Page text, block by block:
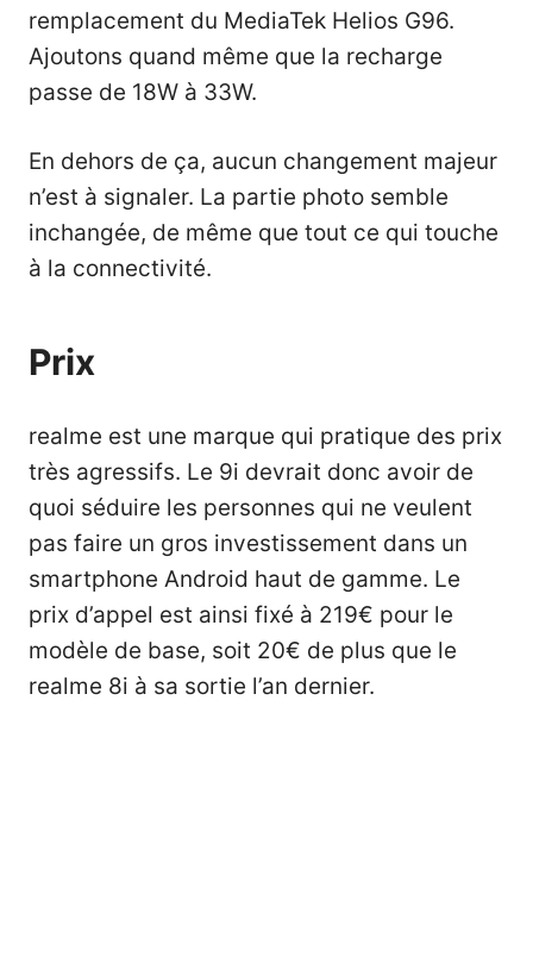
remplacement du MediaTek Helios G96.
Ajoutons quand même que la recharge
passe de 18W à 33W.
En dehors de ça, aucun changement majeur
n’est à signaler. La partie photo semble
inchangée, de même que tout ce qui touche
à la connectivité.
Prix
realme est une marque qui pratique des prix
très agressifs. Le 9i devrait donc avoir de
quoi séduire les personnes qui ne veulent
pas faire un gros investissement dans un
smartphone Android haut de gamme. Le
prix d’appel est ainsi fixé à 219€ pour le
modèle de base, soit 20€ de plus que le
realme 8i à sa sortie l’an dernier.